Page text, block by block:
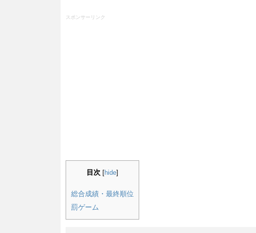
スポンサーリンク
目次 [hide]
総合成績・最終順位
罰ゲーム